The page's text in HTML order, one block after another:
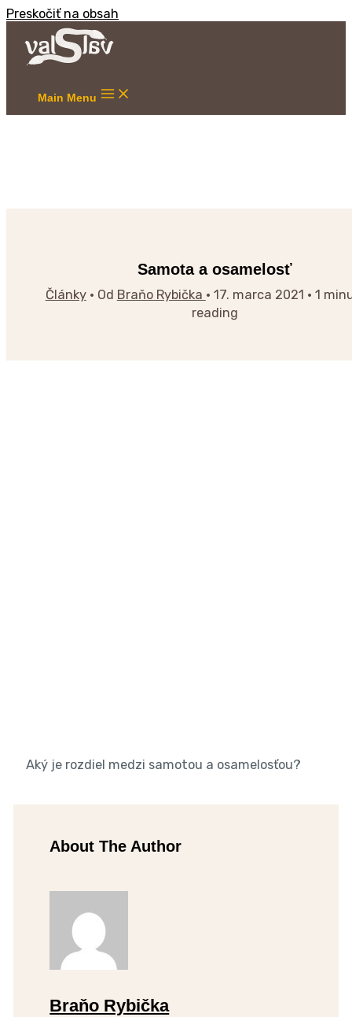
Preskočiť na obsah
Main Menu
Samota a osamelosť
Články• Od Braňo Rybička • 17. marca 2021 • 1
reading
Aký je rozdiel medzi samotou a osamelosťou?
About The Author
Braňo Rybička